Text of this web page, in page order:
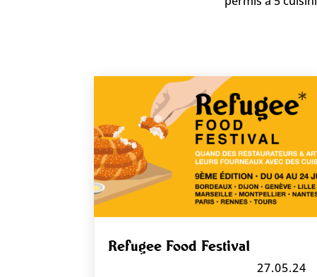
Refugee Food Festival
27.05.24